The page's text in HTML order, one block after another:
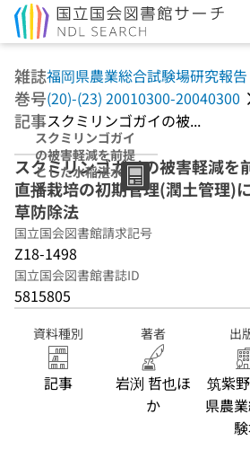
雑誌福岡県農業総合試験場研究報告
巻号(20)-(23) 20010300-20040300
記事スクミリンゴガイの被...
スクミリンゴガイ
の被害軽減を前提
とした水稲湛水直
播栽培の初期管理
(潤土管理)におけ
る施肥法と雑草防
除法
スクミリンゴガイの被害軽減を
直播栽培の初期管理(潤土管理)
草防除法
国立国会図書館請求記号
Z18-1498
国立国会図書館書誌ID
5815805
資料種別
記事
著者
岩渕 哲也ほ
か
出
筑紫
県農